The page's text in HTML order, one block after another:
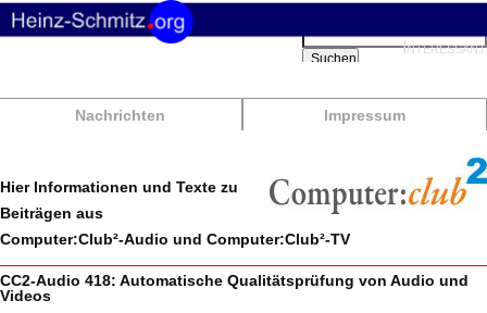
Nachrichten Impressum
Suchbegriffe
Suchen
Hier Informationen und Texte zu
Beiträgen aus
Computer:Club²-Audio und Computer:Club²-TV
CC2-Audio 418: Automatische Qualitätsprüfung von Audio und
Videos